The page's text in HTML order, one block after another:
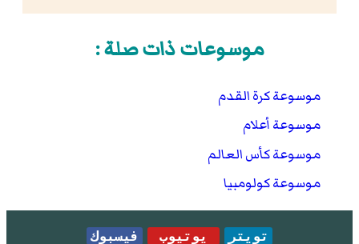
موسوعات ذات صلة :
موسوعة كرة القدم
موسوعة أعلام
موسوعة كأس العالم
موسوعة كولومبيا
تويتر يوتيوب فيسبوك